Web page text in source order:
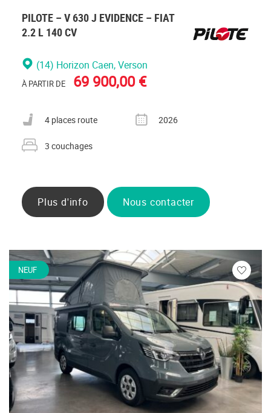
PILOTE – V 630 J EVIDENCE – FIAT
2.2 L 140 CV
(14) Horizon Caen, Verson
À PARTIR DE 69 900,00 €
Nombre de places carte grise
4 places route
Année
2026
Nombre de couchages
3 couchages
Plus d'info Nous contacter
NEUF
Veuillez
vous